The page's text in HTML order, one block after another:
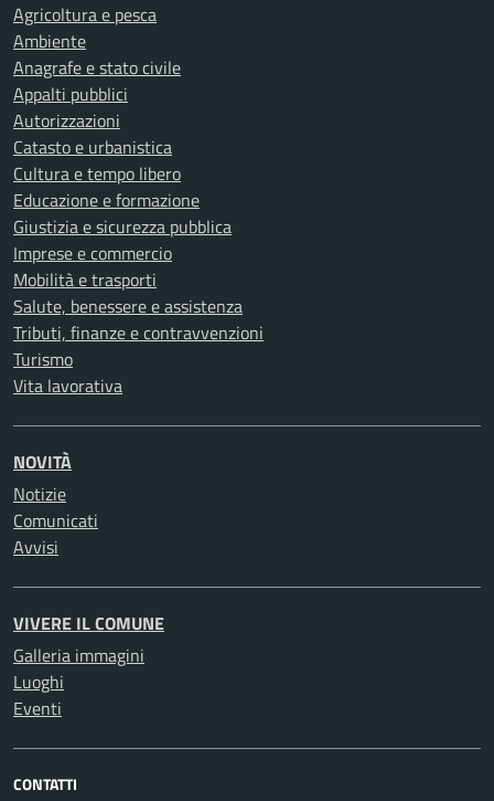
Agricoltura e pesca
Ambiente
Anagrafe e stato civile
Appalti pubblici
Autorizzazioni
Catasto e urbanistica
Cultura e tempo libero
Educazione e formazione
Giustizia e sicurezza pubblica
Imprese e commercio
Mobilità e trasporti
Salute, benessere e assistenza
Tributi, finanze e contravvenzioni
Turismo
Vita lavorativa
NOVITÀ
Notizie
Comunicati
Avvisi
VIVERE IL COMUNE
Galleria immagini
Luoghi
Eventi
CONTATTI